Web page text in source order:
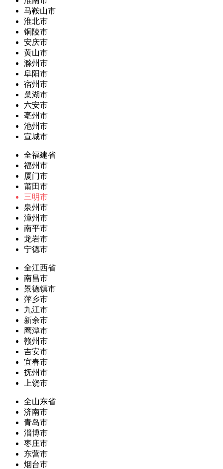
马鞍山市
淮北市
铜陵市
安庆市
黄山市
滁州市
阜阳市
宿州市
巢湖市
六安市
亳州市
池州市
宣城市
全福建省
福州市
厦门市
莆田市
三明市
泉州市
漳州市
南平市
龙岩市
宁德市
全江西省
南昌市
景德镇市
萍乡市
九江市
新余市
鹰潭市
赣州市
吉安市
宜春市
抚州市
上饶市
全山东省
济南市
青岛市
淄博市
枣庄市
东营市
烟台市